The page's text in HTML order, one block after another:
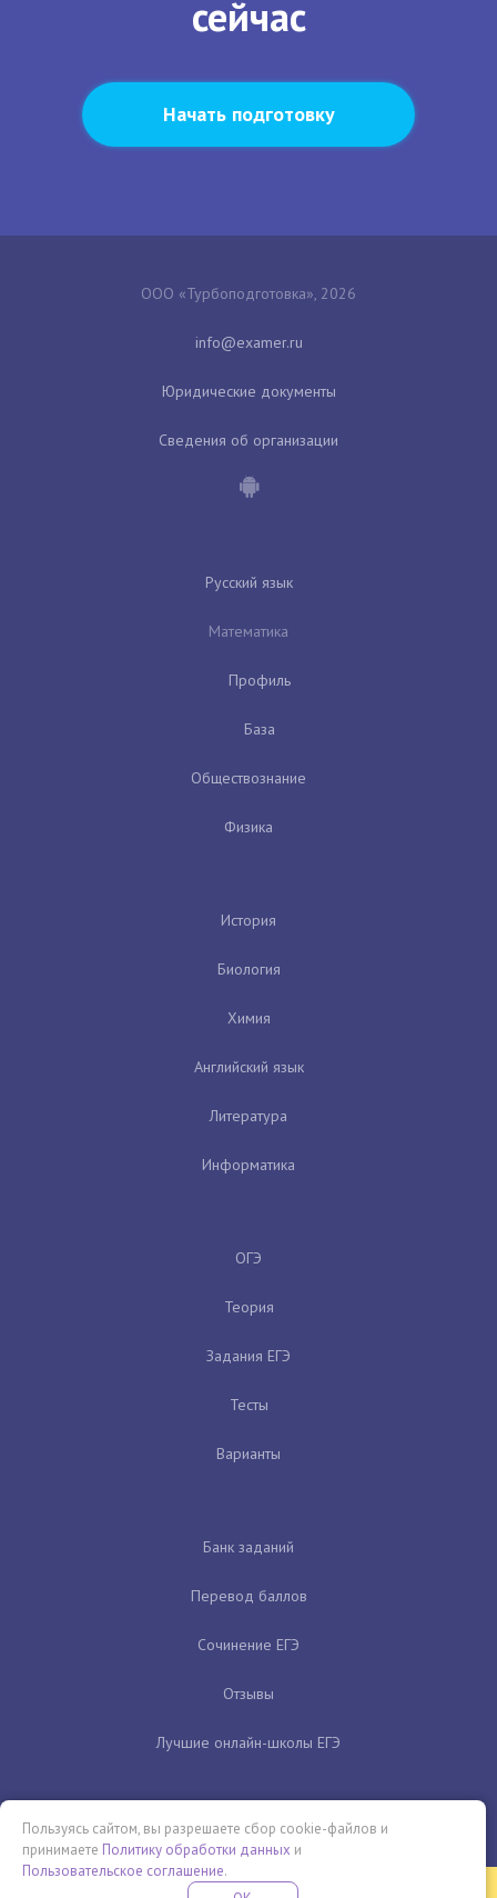
сейчас
Начать подготовку
ООО «Турбоподготовка», 2026
Юридические документы
Сведения об организации
Русский язык
Математика
Профиль
База
Обществознание
Физика
История
Биология
Химия
Английский язык
Литература
Информатика
ОГЭ
Теория
Задания ЕГЭ
Тесты
Варианты
Банк заданий
Перевод баллов
Сочинение ЕГЭ
Отзывы
Лучшие онлайн-школы ЕГЭ
Пользуясь сайтом, вы разрешаете сбор cookie-файлов и
принимаете Политику обработки данных и
Пользовательское соглашение.